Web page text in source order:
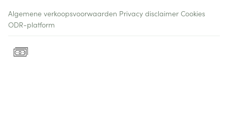
Algemene verkoopsvoorwaarden Privacy disclaimer Cookies
ODR-platform